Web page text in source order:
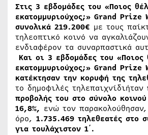
Στις 3 εβδομάδες του «Ποιος
εκατομμυριούχος;» Grand Prize
συνολικά 219.200€ με τους
τηλεοπτικό κοινό να
ενδιαφέρον τα συναρπαστικά
Και οι 3 εβδομάδες του «Ποιος
εκατομμυριούχος;» Grand Prize
κατέκτησαν την κορυφή της
το δημοφιλές τηλεπαιχνίδιήταν
προβολής του στο σύνολο
16,8%, ενώ τον
όρο, 1.735.469 τηλεθεατές στο
για τουλάχιστον 1΄.